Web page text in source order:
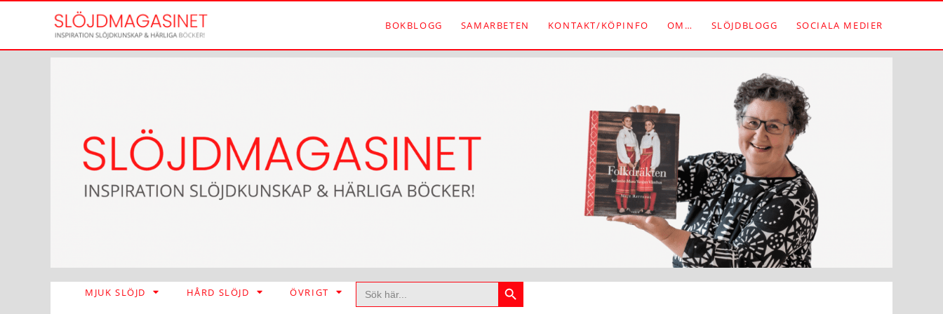
BOKBLOGG SAMARBETEN KONTAKT/KÖPINFO OM… SLÖJDBLOGG SOCIALA MEDIER
MJUK SLÖJD HÅRD SLÖJD ÖVRIGT
Sök
efter:
Sökknapp